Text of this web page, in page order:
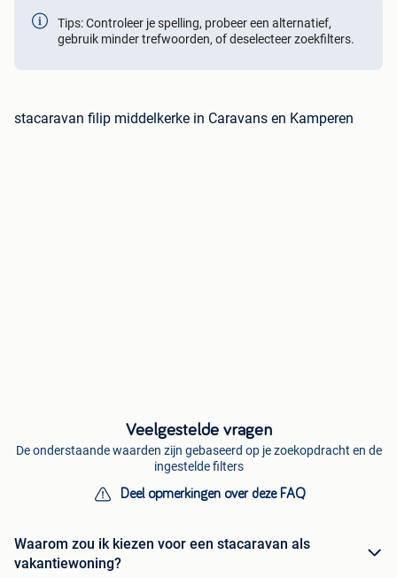
Tips: Controleer je spelling, probeer een alternatief,
gebruik minder trefwoorden, of deselecteer zoekfilters.
stacaravan filip middelkerke in Caravans en Kamperen
Veelgestelde vragen
De onderstaande waarden zijn gebaseerd op je zoekopdracht en de
ingestelde filters
Deel opmerkingen over deze FAQ
Waarom zou ik kiezen voor een stacaravan als
vakantiewoning?